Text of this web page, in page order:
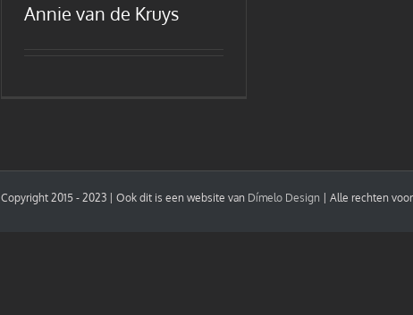
Annie van de Kruys
Copyright 2015 - 2023 | Ook dit is een website van Dímelo Design | Alle rechten